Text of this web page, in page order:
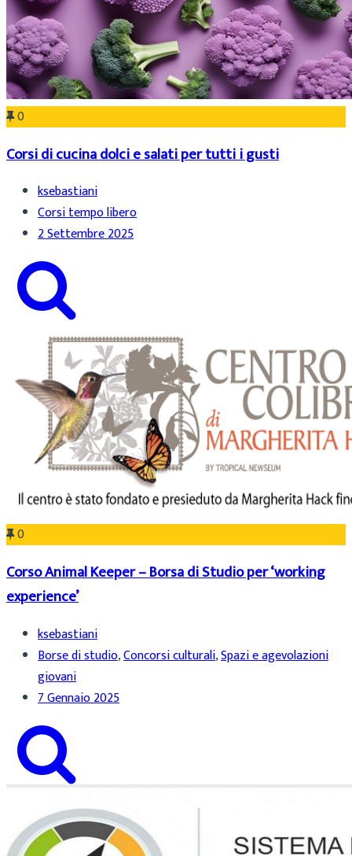
0
Corsi di cucina dolci e salati per tutti i gusti
ksebastiani
Corsi tempo libero
2 Settembre 2025
0
Corso Animal Keeper – Borsa di Studio per ‘working
experience’
ksebastiani
Borse di studio,Concorsi culturali,Spazi e agevolazioni
giovani
7 Gennaio 2025